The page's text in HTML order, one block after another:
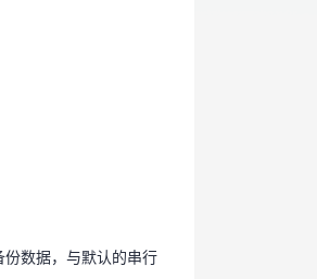
数据，与默认的串行
数据，与默认的串行